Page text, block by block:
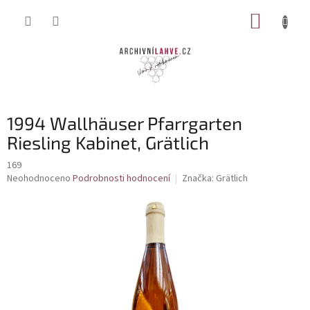
1994 Wallhäuser Pfarrgarten
Riesling Kabinet, Grätlich
169
Průměrné
Neohodnoceno Podrobnosti hodnocení Značka: Grätlich